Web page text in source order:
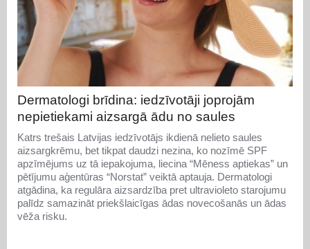
Dermatologi brīdina: iedzīvotāji joprojām
nepietiekami aizsargā ādu no saules
Katrs trešais Latvijas iedzīvotājs ikdienā nelieto saules
aizsargkrēmu, bet tikpat daudzi nezina, ko nozīmē SPF
apzīmējums uz tā iepakojuma, liecina “Mēness aptiekas” un
pētījumu aģentūras “Norstat” veiktā aptauja. Dermatologi
atgādina, ka regulāra aizsardzība pret ultravioleto starojumu
palīdz samazināt priekšlaicīgas ādas novecošanās un ādas
vēža risku.